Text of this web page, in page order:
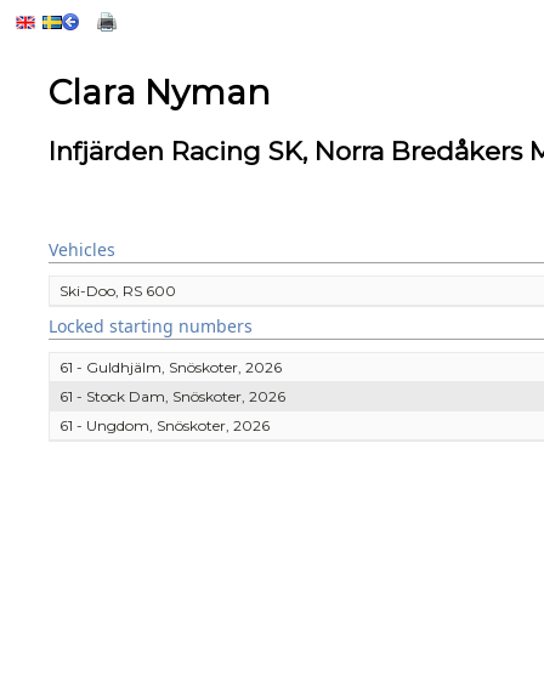
Clara Nyman
Infjärden Racing SK, Norra
Vehicles
Ski-Doo, RS 600
Locked starting numbers
61 - Guldhjälm, Snöskoter, 2026
61 - Stock Dam, Snöskoter, 2026
61 - Ungdom, Snöskoter, 2026